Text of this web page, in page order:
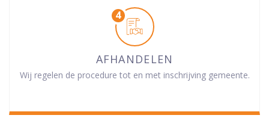
AFHANDELEN
Wij regelen de procedure tot en met inschrijving gemeente.